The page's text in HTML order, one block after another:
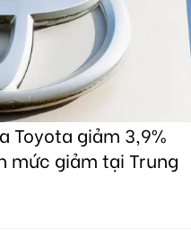
Toyota giảm 3,9%
mức giảm tại Trung